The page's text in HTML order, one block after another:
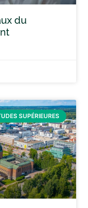
du
SUPÉRIEURES